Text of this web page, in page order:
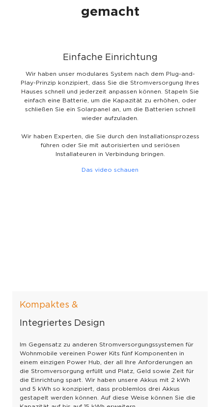
gemacht
Einfache Einrichtung
Wir haben unser modulares System nach dem Plug-and-
Play-Prinzip konzipiert, dass Sie die Stromversorgung Ihres
Hauses schnell und jederzeit anpassen können. Stapeln Sie
einfach eine Batterie, um die Kapazität zu erhöhen, oder
schließen Sie ein Solarpanel an, um die Batterien schnell
wieder aufzuladen.
Wir haben Experten, die Sie durch den Installationsprozess
führen oder Sie mit autorisierten und seriösen
Installateuren in Verbindung bringen.
Das video schauen
Kompaktes &
Integriertes Design
Im Gegensatz zu anderen Stromversorgungssystemen für
Wohnmobile vereinen Power Kits fünf Komponenten in
einem einzigen Power Hub, der all Ihre Anforderungen an
die Stromversorgung erfüllt und Platz, Geld sowie Zeit für
die Einrichtung spart. Wir haben unsere Akkus mit 2 kWh
und 5 kWh so konzipiert, dass problemlos drei Akkus
gestapelt werden können. Auf diese Weise können Sie die